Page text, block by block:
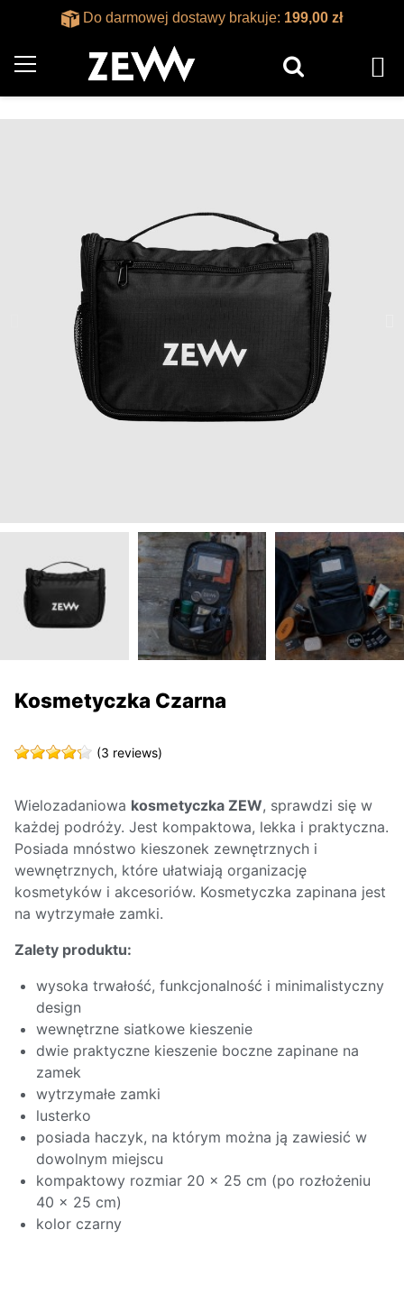
Do darmowej dostawy brakuje: 199,00 zł
Kosmetyczka Czarna
(3 reviews)
Wielozadaniowa kosmetyczka ZEW, sprawdzi się w
każdej podróży. Jest kompaktowa, lekka i praktyczna.
Posiada mnóstwo kieszonek zewnętrznych i
wewnętrznych, które ułatwiają organizację
kosmetyków i akcesoriów. Kosmetyczka zapinana jest
na wytrzymałe zamki.
Zalety produktu:
wysoka trwałość, funkcjonalność i minimalistyczny
design
wewnętrzne siatkowe kieszenie
dwie praktyczne kieszenie boczne zapinane na
zamek
wytrzymałe zamki
lusterko
posiada haczyk, na którym można ją zawiesić w
dowolnym miejscu
kompaktowy rozmiar 20 x 25 cm (po rozłożeniu
40 x 25 cm)
kolor czarny